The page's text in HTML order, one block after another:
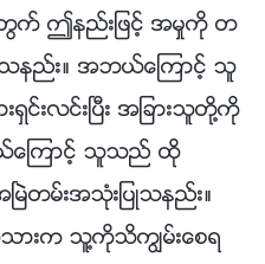
ဤနည္းျဖင့္ အမႈကို တ
နည္း။ အဘယ္ေၾကာင့္ သူ
းလင္းၿပီး အျခားသူတို႔ကို
ယ္ေၾကာင့္ သူသည္ ထို
မဲတမ္းအသုံးျပဳသနည္း။
းက သူ႔ကိုသိကြၽမ္းေစရ